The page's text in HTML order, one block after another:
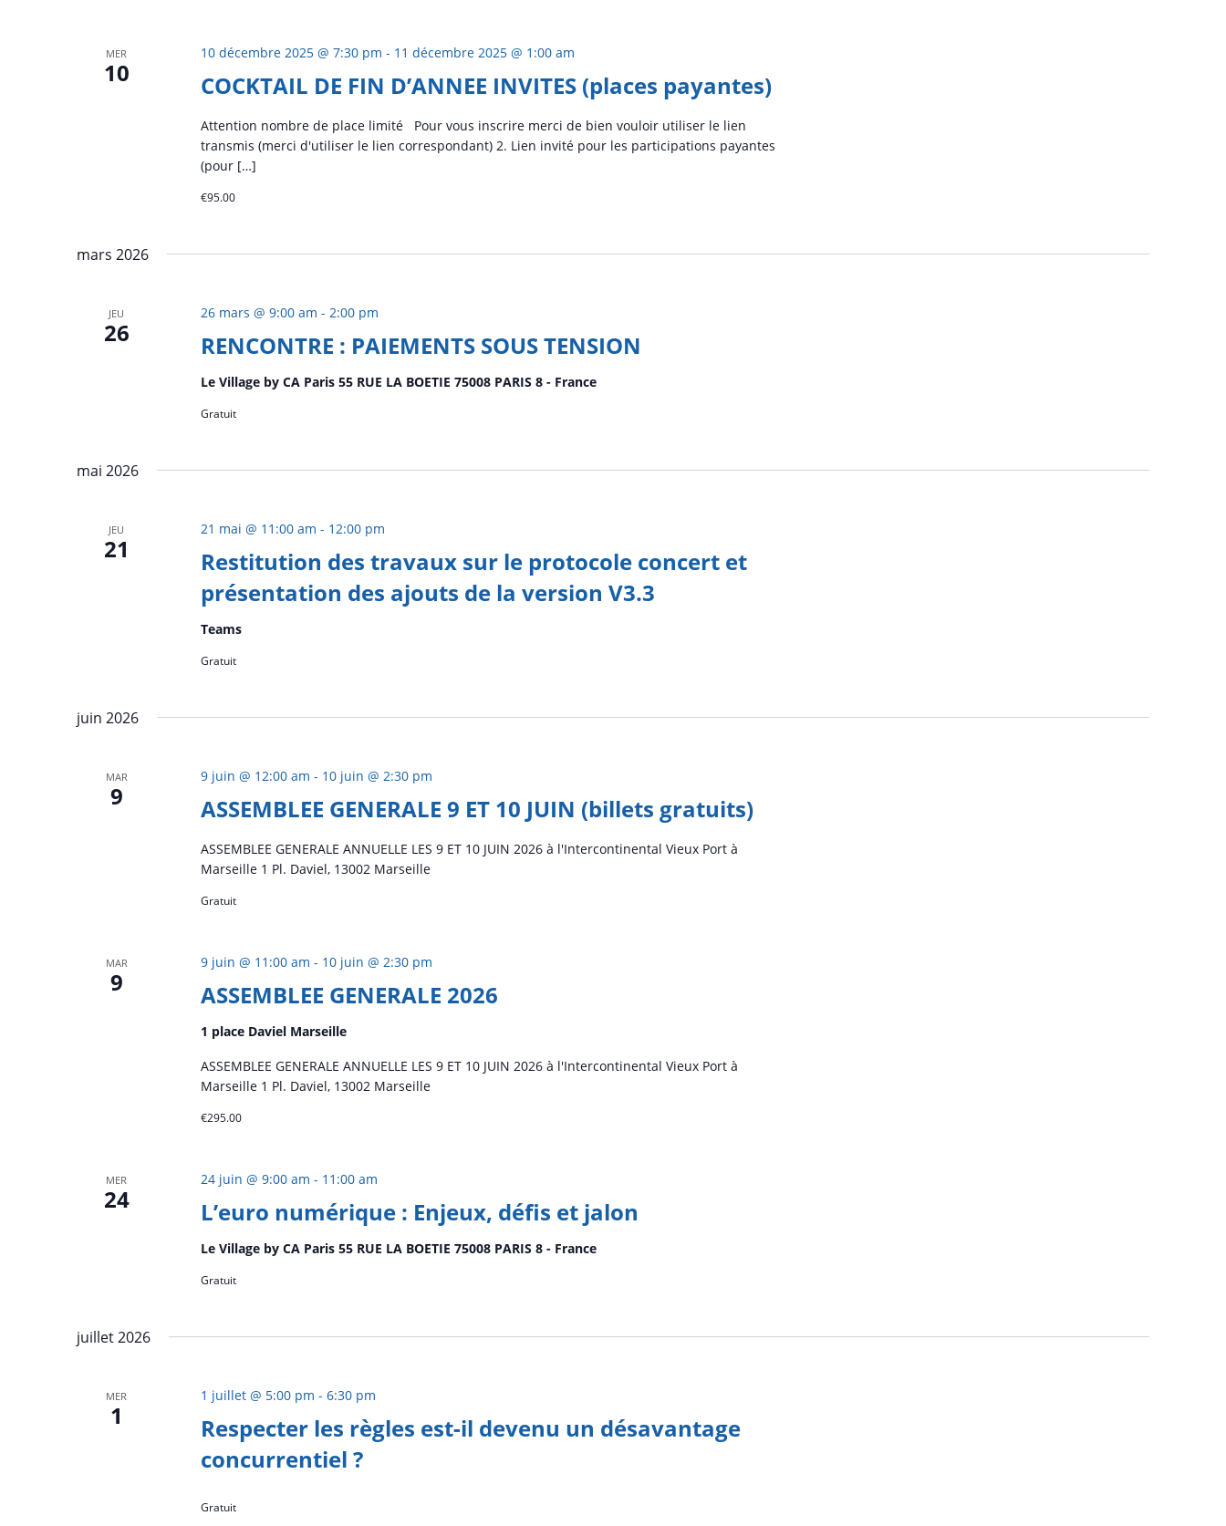
MER
10 COCKTAIL DE FIN D’ANNEE INVITES (places payantes)
10 décembre 2025 @ 7:30 pm - 11 décembre 2025 @ 1:00 am
Attention nombre de place limité Pour vous inscrire merci de bien vouloir utiliser le lien
transmis (merci d'utiliser le lien correspondant) 2. Lien invité pour les participations payantes
(pour […]
€95.00
mars 2026
JEU
26 RENCONTRE : PAIEMENTS SOUS TENSION
26 mars @ 9:00 am - 2:00 pm
Le Village by CA Paris 55 RUE LA BOETIE 75008 PARIS 8 - France
Gratuit
mai 2026
JEU
21
Restitution des travaux sur le protocole concert et
présentation des ajouts de la version V3.3
21 mai @ 11:00 am - 12:00 pm
Teams
Gratuit
juin 2026
MAR
9 ASSEMBLEE GENERALE 9 ET 10 JUIN (billets gratuits)
9 juin @ 12:00 am - 10 juin @ 2:30 pm
ASSEMBLEE GENERALE ANNUELLE LES 9 ET 10 JUIN 2026 à l'Intercontinental Vieux Port à
Marseille 1 Pl. Daviel, 13002 Marseille
Gratuit
MAR
9 ASSEMBLEE GENERALE 2026
9 juin @ 11:00 am - 10 juin @ 2:30 pm
1 place Daviel Marseille
ASSEMBLEE GENERALE ANNUELLE LES 9 ET 10 JUIN 2026 à l'Intercontinental Vieux Port à
Marseille 1 Pl. Daviel, 13002 Marseille
€295.00
MER
24 L’euro numérique : Enjeux, défis et jalon
24 juin @ 9:00 am - 11:00 am
Le Village by CA Paris 55 RUE LA BOETIE 75008 PARIS 8 - France
Gratuit
juillet 2026
MER
1
Respecter les règles est-il devenu un désavantage
concurrentiel ?
1 juillet @ 5:00 pm - 6:30 pm
Gratuit